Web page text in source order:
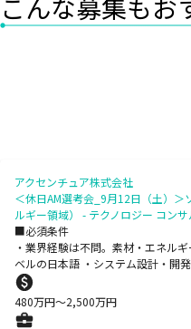
こんな募集もお
アクセンチュア株式会社
＜休日AM選考会_9月12日（土）
ルギー領域） - テクノロジー コン
■必須条件
・業界経験は不問。素材・エネル
ベルの日本語 ・システム設計・開
480万円〜2,500万円